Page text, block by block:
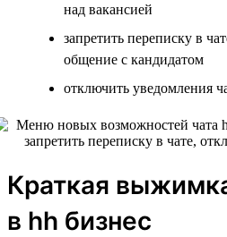
над вакансией
запретить переписку в
общение с кандидатом
отключить уведомления
Краткая
в hh бизнес